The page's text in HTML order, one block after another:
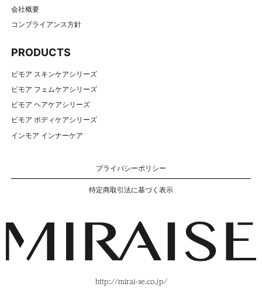
会社概要
コンプライアンス方針
PRODUCTS
ビモア スキンケアシリーズ
ビモア フェムケアシリーズ
ビモア ヘアケアシリーズ
ビモア ボディケアシリーズ
インモア インナーケア
プライバシーポリシー
特定商取引法に基づく表示
http://mirai-se.co.jp/